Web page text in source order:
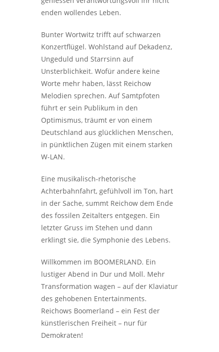
enden wollendes Leben.
Bunter Wortwitz trifft auf schwarzen
Konzertflügel. Wohlstand auf Dekadenz,
Ungeduld und Starrsinn auf
Unsterblichkeit. Wofür andere keine
Worte mehr haben, lässt Reichow
Melodien sprechen. Auf Samtpfoten
führt er sein Publikum in den
Optimismus, träumt er von einem
Deutschland aus glücklichen Menschen,
in pünktlichen Zügen mit einem starken
W-LAN.
Eine musikalisch-rhetorische
Achterbahnfahrt, gefühlvoll im Ton, hart
in der Sache, summt Reichow dem Ende
des fossilen Zeitalters entgegen. Ein
letzter Gruss im Stehen und dann
erklingt sie, die Symphonie des Lebens.
Willkommen im BOOMERLAND. Ein
lustiger Abend in Dur und Moll. Mehr
Transformation wagen – auf der Klaviatur
des gehobenen Entertainments.
Reichows Boomerland – ein Fest der
künstlerischen Freiheit – nur für
Demokraten!